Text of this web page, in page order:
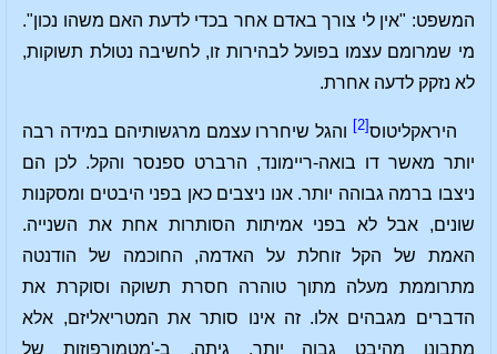
המשפט: "אין לי צורך באדם אחר בכדי לדעת האם משהו נכון".
מי שמרומם עצמו בפועל לבהירות זו, לחשיבה נטולת תשוקות,
לא נזקק לדעה אחרת.
היראקליטוס[2]
והגל שיחררו עצמם מרגשותיהם במידה רבה
יותר מאשר דו בואה-ריימונד, הרברט ספנסר והקל. לכן הם
ניצבו ברמה גבוהה יותר. אנו ניצבים כאן בפני היבטים ומסקנות
שונים, אבל לא בפני אמיתות הסותרות אחת את השנייה.
האמת של הקל זוחלת על האדמה, החוכמה של הודנטה
מתרוממת מעלה מתוך טוהרה חסרת תשוקה וסוקרת את
הדברים מגבהים אלו. זה אינו סותר את המטריאליזם, אלא
מתבונן מהיבט גבוה יותר. גיתה, ב-'מטמורפוזות של